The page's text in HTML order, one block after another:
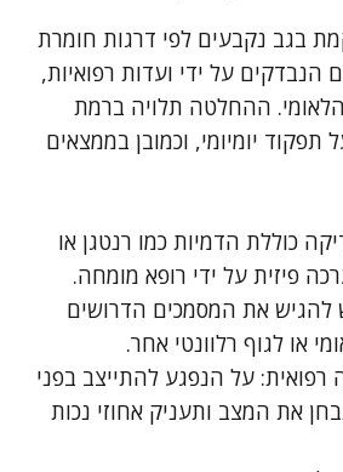
בגב נקבעים לפי דרגות חומרת
על ידי ועדות רפואיות,
ההחלטה תלויה ברמת
יומיומי, וכמובן בממצאים
כוללת הדמיות כמו רנטגן או
את המסמכים הדרושים
או לגוף רלוונטי אחר.
רפואית: על הנפגע להתייצב בפני
את המצב ותעניק אחוזי נכות